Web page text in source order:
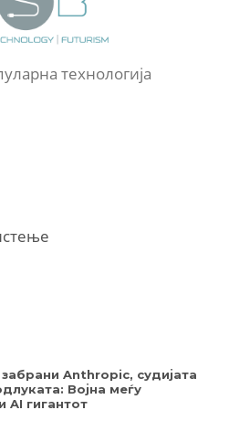
технологија
Anthropic, судијата
Војна меѓу
AI гигантот